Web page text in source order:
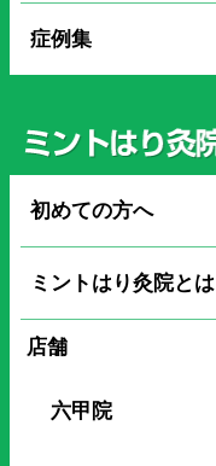
症例集
初めての方へ
ミントはり灸院とは
店舗
六甲院